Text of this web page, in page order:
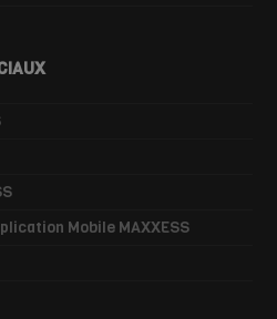
Mobile MAXXESS